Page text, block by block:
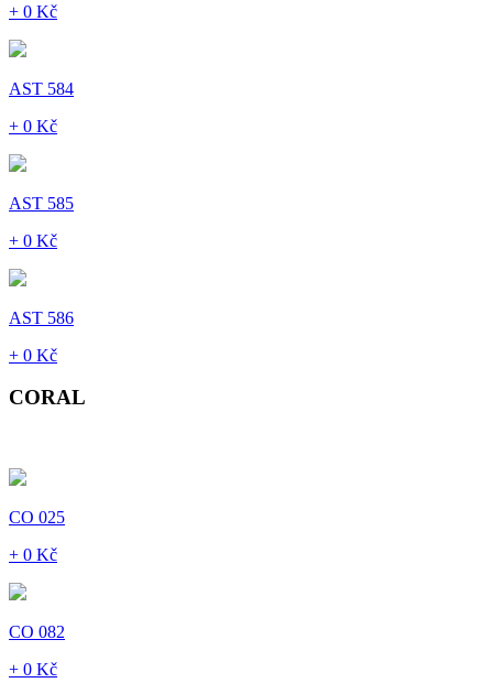
+ 0 Kč
AST 584
+ 0 Kč
AST 585
+ 0 Kč
AST 586
+ 0 Kč
CORAL
CO 025
+ 0 Kč
CO 082
+ 0 Kč